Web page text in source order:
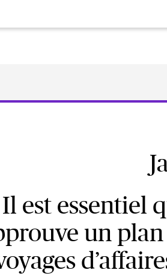
Il est essentiel
un plan